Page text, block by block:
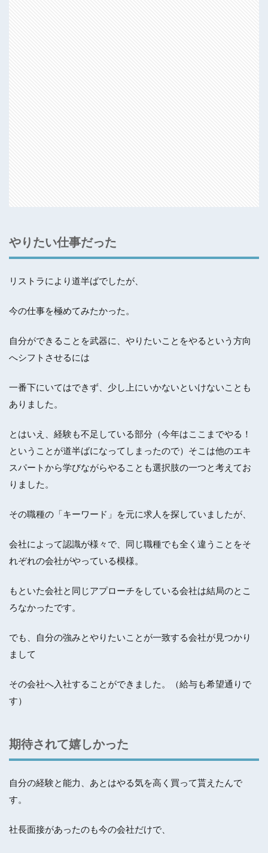
やりたい仕事だった
リストラにより道半ばでしたが、
今の仕事を極めてみたかった。
自分ができることを武器に、やりたいことをやるという方向
へシフトさせるには
一番下にいてはできず、少し上にいかないといけないことも
ありました。
とはいえ、経験も不足している部分（今年はここまでやる！
ということが道半ばになってしまったので）そこは他のエキ
スパートから学びながらやることも選択肢の一つと考えてお
りました。
その職種の「キーワード」を元に求人を探していましたが、
会社によって認識が様々で、同じ職種でも全く違うことをそ
れぞれの会社がやっている模様。
もといた会社と同じアプローチをしている会社は結局のとこ
ろなかったです。
でも、自分の強みとやりたいことが一致する会社が見つかり
まして
その会社へ入社することができました。（給与も希望通りで
す）
期待されて嬉しかった
自分の経験と能力、あとはやる気を高く買って貰えたんで
す。
社長面接があったのも今の会社だけで、